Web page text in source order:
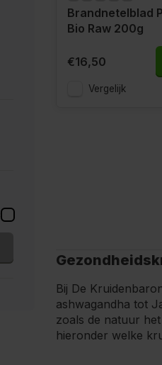
Brandnetelblad
Bio Raw 200g
€16,50
Vergelijk
Bij De
ashwagandha tot
zoals de natuur
hieronder welke